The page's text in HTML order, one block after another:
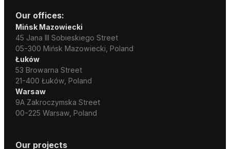
Our offices:
Mińsk Mazowiecki
45 Jana III Sobieskiego Street
05-300 Mińsk Mazowiecki, Poland
Łuków
53 Browarna Street
21-400 Łuków, Poland
Warsaw
9A Zakroczymska Street
00-225 Warsaw, Poland
Our projects